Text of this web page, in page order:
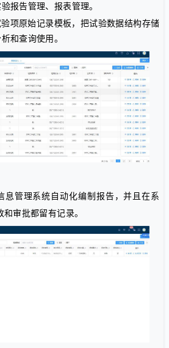
报告管理、报表管理。
项原始记录模板，把试验数据结构存储
和查询使用。
息管理系统自动化编制报告，并且在系
审批都留有记录。